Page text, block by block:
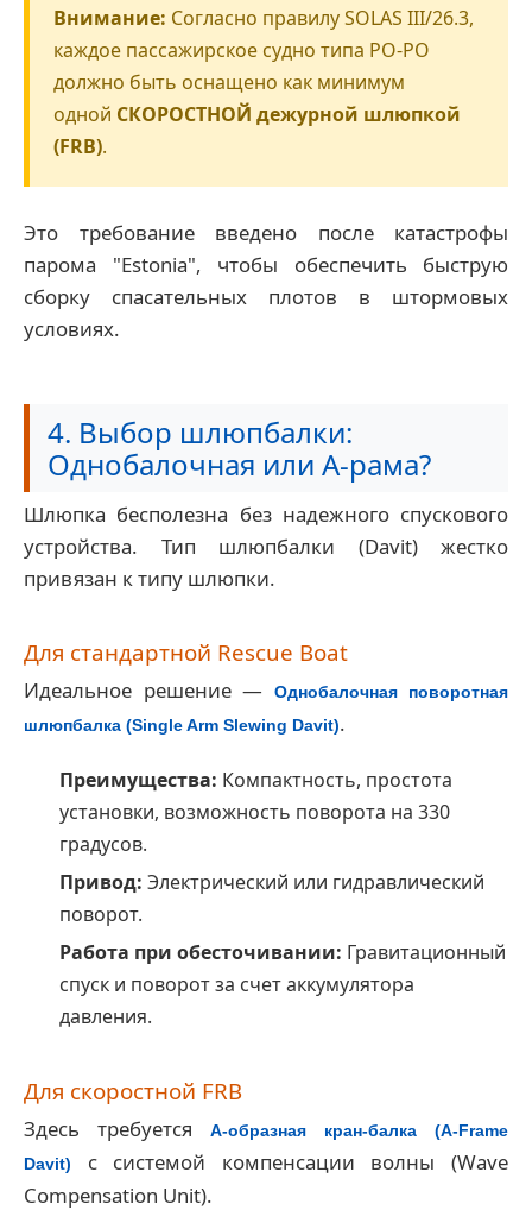
Внимание: Согласно правилу SOLAS III/26.3,
каждое пассажирское судно типа РО-РО
должно быть оснащено как минимум
одной СКОРОСТНОЙ дежурной шлюпкой
(FRB).
Это требование введено после катастрофы
парома "Estonia", чтобы обеспечить быструю
сборку спасательных плотов в штормовых
условиях.
4. Выбор шлюпбалки:
Однобалочная или А-рама?
Шлюпка бесполезна без надежного спускового
устройства. Тип шлюпбалки (Davit) жестко
привязан к типу шлюпки.
Для стандартной Rescue Boat
Идеальное решение —
Однобалочная поворотная
шлюпбалка (Single Arm Slewing Davit).
Преимущества: Компактность, простота
установки, возможность поворота на 330
градусов.
Привод: Электрический или гидравлический
поворот.
Работа при обесточивании: Гравитационный
спуск и поворот за счет аккумулятора
давления.
Для скоростной FRB
Здесь требуется
А-образная кран-балка (A-Frame
Davit)
с системой компенсации волны (Wave
Compensation Unit).